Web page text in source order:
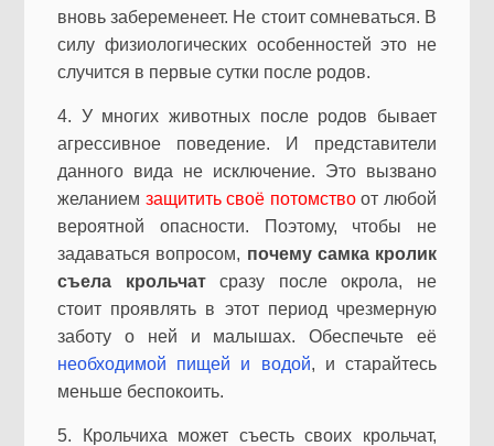
вновь забеременеет. Не стоит сомневаться. В
силу физиологических особенностей это не
случится в первые сутки после родов.
4. У многих животных после родов бывает
агрессивное поведение. И представители
данного вида не исключение. Это вызвано
желанием защитить своё потомствоот любой
вероятной опасности. Поэтому, чтобы не
задаваться вопросом, почему самка кролик
съела крольчатсразу после окрола, не
стоит проявлять в этот период чрезмерную
заботу о ней и малышах. Обеспечьте её
необходимой пищей и водой, и старайтесь
меньше беспокоить.
5. Крольчиха может съесть своих крольчат,